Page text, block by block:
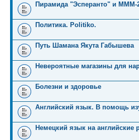
Пирамида "Эсперанто" и MMM-
Политика. Politiko.
Путь Шамана Якута Габышева
Невероятные магазины для
Болезни и здоровье
Английский язык. В помощь
Немецкий язык на английские